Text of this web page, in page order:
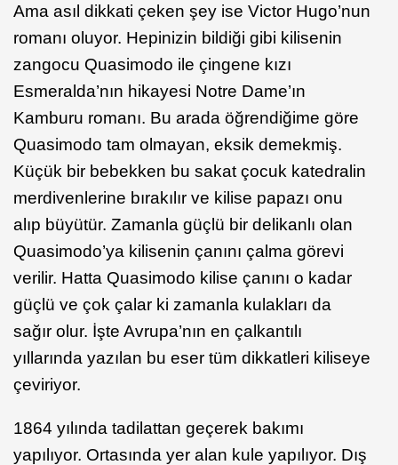
Ama asıl dikkati çeken şey ise Victor Hugo’nun
romanı oluyor. Hepinizin bildiği gibi kilisenin
zangocu Quasimodo ile çingene kızı
Esmeralda’nın hikayesi Notre Dame’ın
Kamburu romanı. Bu arada öğrendiğime göre
Quasimodo tam olmayan, eksik demekmiş.
Küçük bir bebekken bu sakat çocuk katedralin
merdivenlerine bırakılır ve kilise papazı onu
alıp büyütür. Zamanla güçlü bir delikanlı olan
Quasimodo’ya kilisenin çanını çalma görevi
verilir. Hatta Quasimodo kilise çanını o kadar
güçlü ve çok çalar ki zamanla kulakları da
sağır olur. İşte Avrupa’nın en çalkantılı
yıllarında yazılan bu eser tüm dikkatleri kiliseye
çeviriyor.
1864 yılında tadilattan geçerek bakımı
yapılıyor. Ortasında yer alan kule yapılıyor. Dış